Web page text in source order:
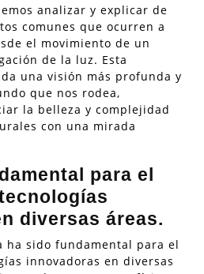
analizar y explicar de
comunes que ocurren a
el movimiento de un
de la luz. Esta
una visión más profunda y
que nos rodea,
la belleza y complejidad
con una mirada
para el
diversas áreas.
ha sido fundamental para el
innovadoras en diversas